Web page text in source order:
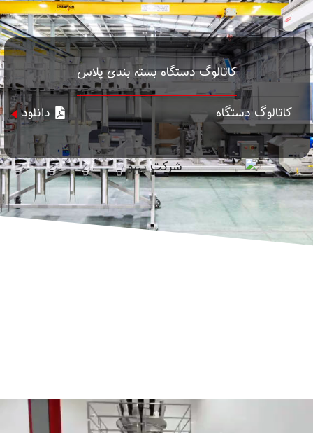
کاتالوگ دستگاه بسته بندی پلاس
کاتالوگ دستگاه دانلود